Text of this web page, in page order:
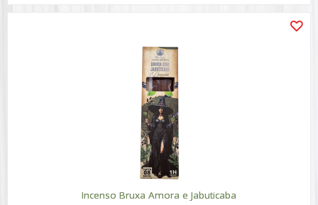
Incenso Bruxa Amora e Jabuticaba